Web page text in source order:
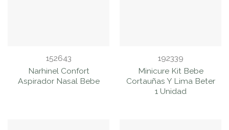
152643
Narhinel Confort
Aspirador Nasal Bebe
192339
Minicure Kit Bebe
Cortauñas Y Lima Beter
1 Unidad